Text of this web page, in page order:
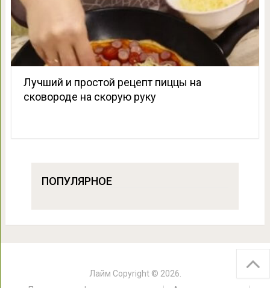
Лучший и простой рецепт пиццы на
сковороде на скорую руку
ПОПУЛЯРНОЕ
Лайм Copyright © 2026.